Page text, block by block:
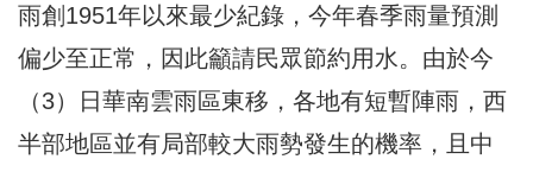
雨創1951年以來最少紀錄，今年春季雨量預測
偏少至正常，因此籲請民眾節約用水。由於今
（3）日華南雲雨區東移，各地有短暫陣雨，西
半部地區並有局部較大雨勢發生的機率，且中